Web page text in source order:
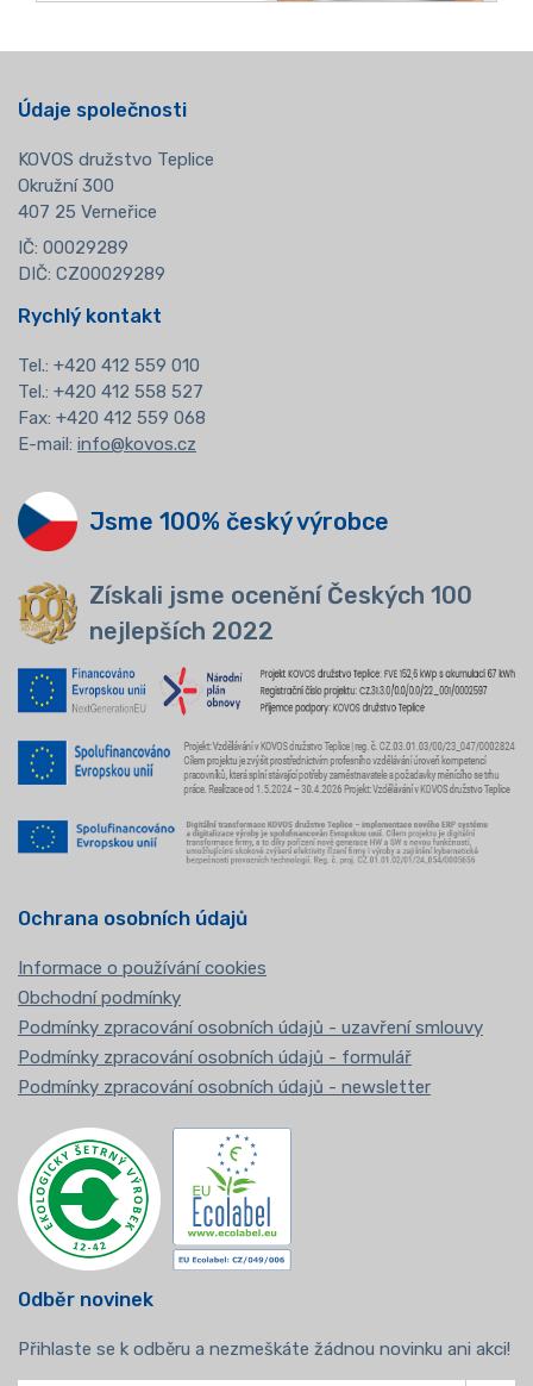
Údaje společnosti
KOVOS družstvo Teplice
Okružní 300
407 25 Verneřice
IČ: 00029289
DIČ: CZ00029289
Rychlý kontakt
Tel.: +420 412 559 010
Tel.: +420 412 558 527
Fax: +420 412 559 068
E-mail: info@kovos.cz
Jsme 100% český výrobce
Získali jsme ocenění Českých 100
nejlepších 2022
Ochrana osobních údajů
Informace o používání cookies
Obchodní podmínky
Podmínky zpracování osobních údajů - uzavření smlouvy
Podmínky zpracování osobních údajů - formulář
Podmínky zpracování osobních údajů - newsletter
Odběr novinek
Přihlaste se k odběru a nezmeškáte žádnou novinku ani akci!